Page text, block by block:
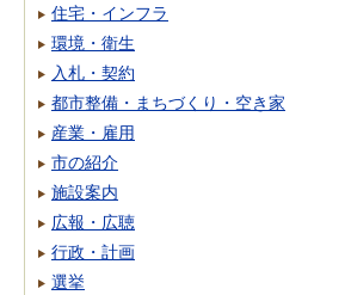
住宅・インフラ
環境・衛生
入札・契約
都市整備・まちづくり・空き家
産業・雇用
市の紹介
施設案内
広報・広聴
行政・計画
選挙